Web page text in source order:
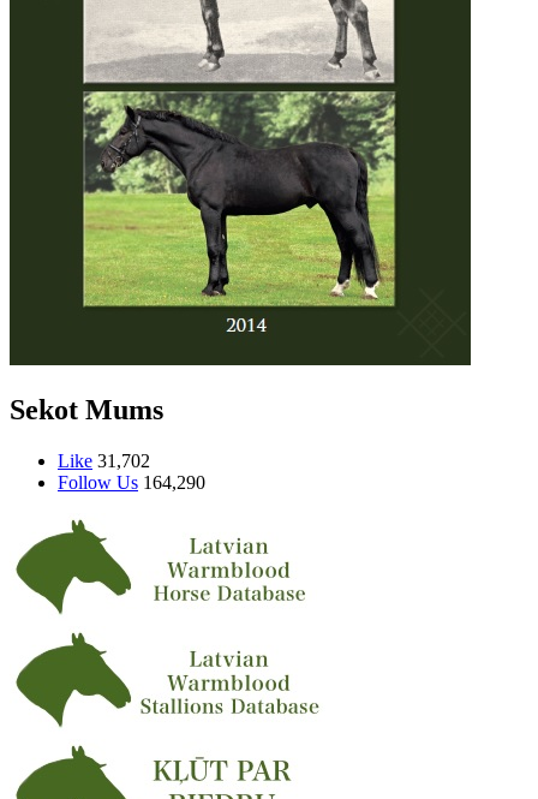
Sekot Mums
Like 31,702
Follow Us 164,290